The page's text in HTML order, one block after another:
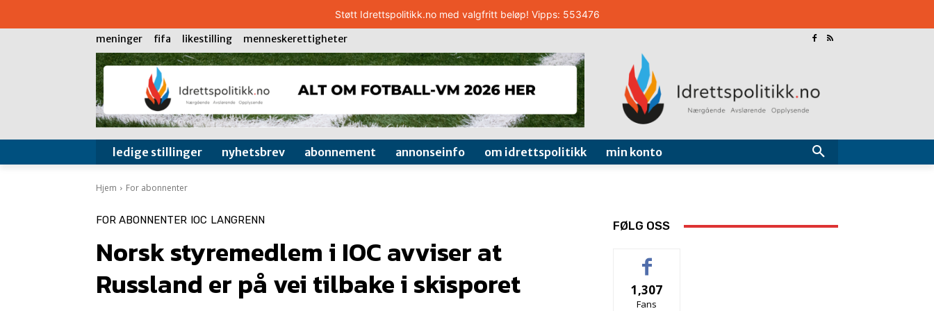
Støtt Idrettspolitikk.no med valgfritt beløp! Vipps: 553476
meninger fifa likestilling menneskerettigheter
ledige stillinger nyhetsbrev abonnement annonseinfo om idrettspolitikk min konto
Hjem For abonnenter
FOR ABONNENTER IOC LANGRENN
Norsk styremedlem i IOC avviser at
Russland er på vei tilbake i skisporet
FØLG OSS
1,307
Fans